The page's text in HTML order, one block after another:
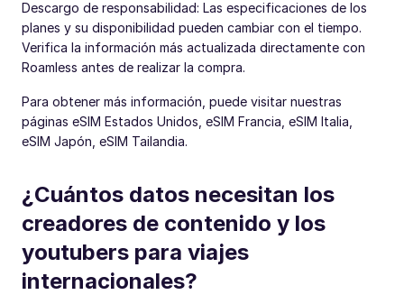
Descargo de responsabilidad: Las especificaciones de los
planes y su disponibilidad pueden cambiar con el tiempo.
Verifica la información más actualizada directamente con
Roamless antes de realizar la compra.
Para obtener más información, puede visitar nuestras
páginas eSIM Estados Unidos, eSIM Francia, eSIM Italia,
eSIM Japón, eSIM Tailandia.
¿Cuántos datos necesitan los
creadores de contenido y los
youtubers para viajes
internacionales?